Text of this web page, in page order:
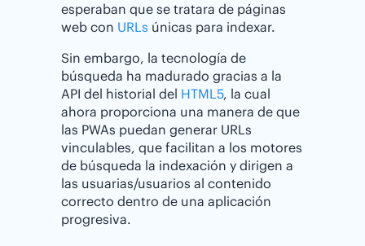
esperaban que se tratara de páginas
web con URLs únicas para indexar.
Sin embargo, la tecnología de
búsqueda ha madurado gracias a la
API del historial del HTML5, la cual
ahora proporciona una manera de que
las PWAs puedan generar URLs
vinculables, que facilitan a los motores
de búsqueda la indexación y dirigen a
las usuarias/usuarios al contenido
correcto dentro de una aplicación
progresiva.